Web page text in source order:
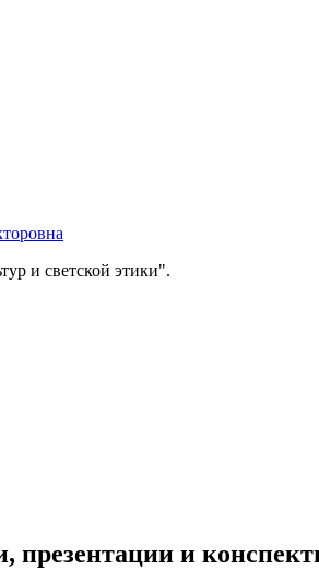
и светской этики".
презентации и